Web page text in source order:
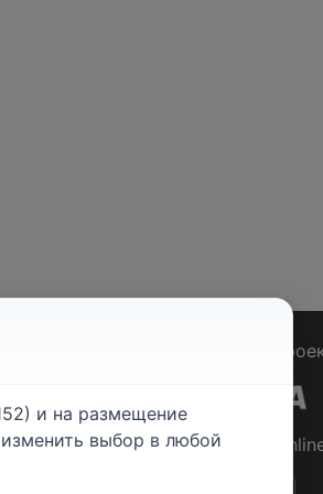
О
© 2026
и на размещение
выбор в любой